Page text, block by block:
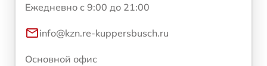
Ежедневно с 9:00 до 21:00
info@kzn.re-kuppersbusch.ru
Основной офис